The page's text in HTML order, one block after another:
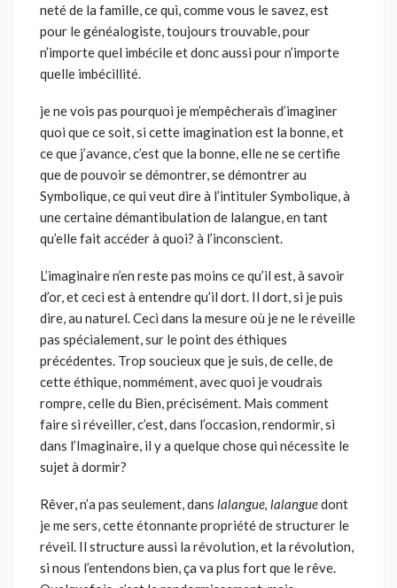
neté de la famille, ce qui, comme vous le savez, est
pour le généalogiste, toujours trouvable, pour
n’importe quel imbécile et donc aussi pour n’importe
quelle imbécillité.
je ne vois pas pourquoi je m’empêcherais d’imaginer
quoi que ce soit, si cette imagination est la bonne, et
ce que j’avance, c’est que la bonne, elle ne se certifie
que de pouvoir se démontrer, se démontrer au
Symbolique, ce qui veut dire à l’intituler Symbolique, à
une certaine démantibulation de lalangue, en tant
qu’elle fait accéder à quoi? à l’in­conscient.
L’imaginaire n’en reste pas moins ce qu’il est, à savoir
d’or, et ceci est à entendre qu’il dort. Il dort, si je puis
dire, au naturel. Ceci dans la mesure où je ne le réveille
pas spécialement, sur le point des éthiques
précédentes. Trop soucieux que je suis, de celle, de
cette éthique, nom­mément, avec quoi je voudrais
rompre, celle du Bien, précisément. Mais comment
faire si réveiller, c’est, dans l’occasion, rendormir, si
dans l’Imaginaire, il y a quelque chose qui nécessite le
sujet à dormir?
Rêver, n’a pas seulement, dans lalangue, lalanguedont
je me sers, cette étonnante propriété de structurer le
réveil. Il structure aussi la révolution, et la révolution,
si nous l’entendons bien, ça va plus fort que le rêve.